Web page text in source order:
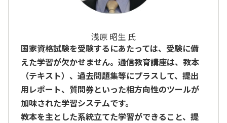
浅原 昭生 氏
国家資格試験を受験するにあたっては、受験に備
えた学習が欠かせません。通信教育講座は、教本
（テキスト）、過去問題集等にプラスして、提出
用レポート、質問券といった相方向性のツールが
加味された学習システムです。
教本を主とした系統立てた学習ができること、提